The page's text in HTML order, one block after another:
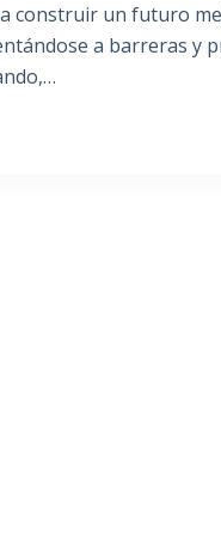
construir un futuro
a barreras y